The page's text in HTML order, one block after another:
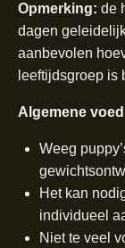
Opmerking: de
dagen
aanbevolen
leeftijdsgroep is
Algemene
Weeg
Het kan
individueel
Niet te veel